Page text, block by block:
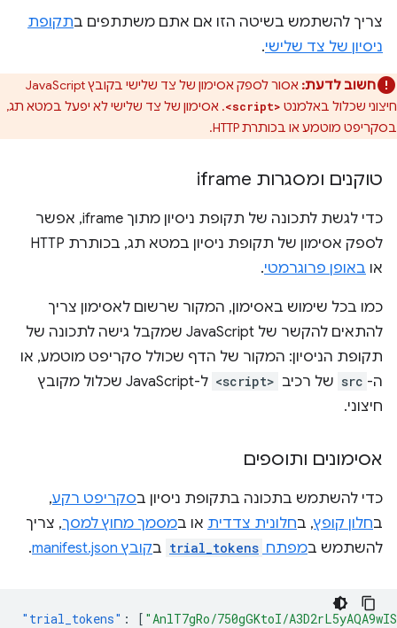
צריך להשתמש בשיטה הזו אם אתם משתתפים בתקופת
ניסיון של צד שלישי.
חשוב לדעת:
אסור לספק אסימון של צד שלישי בקובץ JavaScript
חיצוני שכלול באלמנט <script>. אסימון של צד שלישי לא יפעל במטא תג,
בסקריפט מוטמע או בכותרת HTTP.
טוקנים ומסגרות iframe
כדי לגשת לתכונה של תקופת ניסיון מתוך iframe, אפשר
לספק אסימון של תקופת ניסיון במטא תג, בכותרת HTTP
או באופן פרוגרמטי.
כמו בכל שימוש באסימון, המקור שרשום לאסימון צריך
להתאים להקשר של JavaScript שמקבל גישה לתכונה של
תקופת הניסיון: המקור של הדף שכולל סקריפט מוטמע, או
ה- src של רכיב <script>
ל-JavaScript שכלול מקובץ
חיצוני.
אסימונים ותוספים
כדי להשתמש בתכונה בתקופת ניסיון בסקריפט רקע,
בחלון קופץ, בחלונית צדדית או במסמך מחוץ למסך, צריך
להשתמש במפתח trial_tokens בקובץ manifest.json .
"trial_tokens" : [ "AnlT7gRo/750gGKtoI/